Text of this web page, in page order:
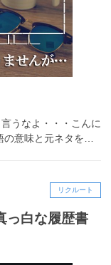
うなよ・・・こんに
意味と元ネタを…
リクルート
っ白な履歴書